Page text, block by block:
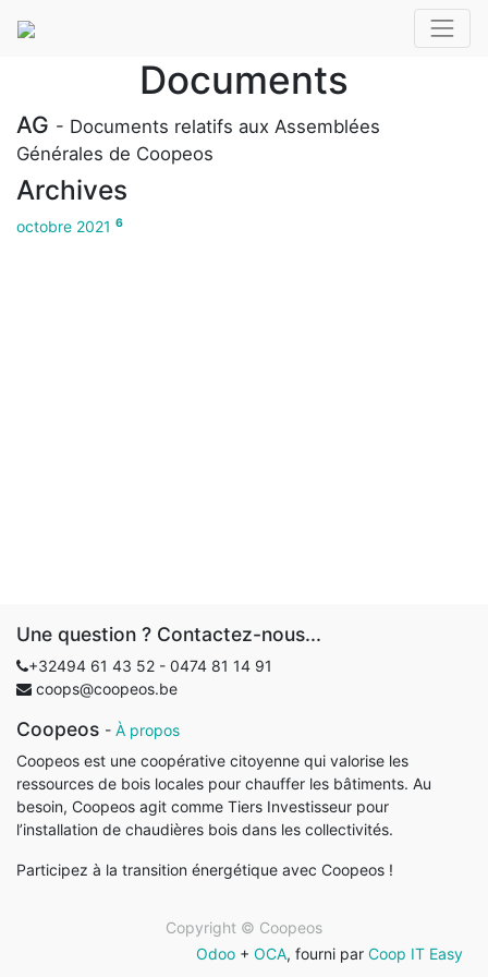
Documents
AG - Documents relatifs aux Assemblées
Générales de Coopeos
Archives
octobre 2021 6
Une question ? Contactez-nous...
+32494 61 43 52 - 0474 81 14 91
coops@coopeos.be
Coopeos - À propos
Coopeos est une coopérative citoyenne qui valorise les
ressources de bois locales pour chauffer les bâtiments. Au
besoin, Coopeos agit comme Tiers Investisseur pour
l’installation de chaudières bois dans les collectivités.
Participez à la transition énergétique avec Coopeos !
Copyright © Coopeos
Odoo + OCA, fourni par Coop IT Easy